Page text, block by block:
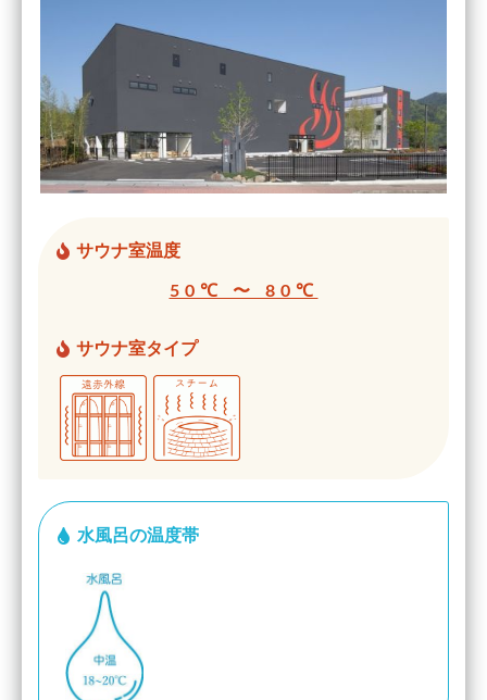
サウナ室温度
50℃ 〜 80℃
サウナ室タイプ
水風呂の温度帯